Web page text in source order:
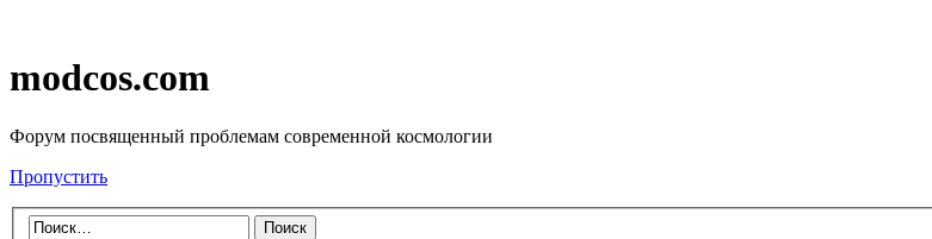
modcos.com
Форум посвященный проблемам современной космологии
Пропустить